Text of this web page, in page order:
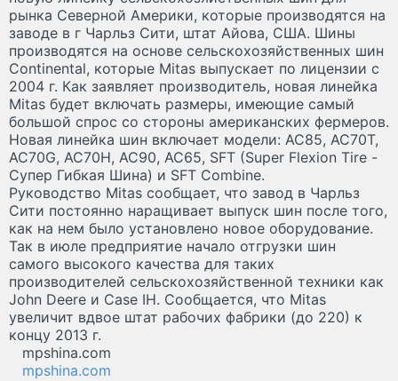
рынка Северной Америки, которые производятся на
заводе в г Чарльз Сити, штат Айова, США. Шины
производятся на основе сельскохозяйственных шин
Continental, которые Mitas выпускает по лицензии с
2004 г. Как заявляет производитель, новая линейка
Mitas будет включать размеры, имеющие самый
большой спрос со стороны американских фермеров.
Новая линейка шин включает модели: AC85, AC70T,
AC70G, AC70H, AC90, AC65, SFT (Super Flexion Tire -
Супер Гибкая Шина) и SFT Combine.
Руководство Mitas сообщает, что завод в Чарльз
Сити постоянно наращивает выпуск шин после того,
как на нем было установлено новое оборудование.
Так в июле предприятие начало отгрузки шин
самого высокого качества для таких
производителей сельскохозяйственной техники как
John Deere и Case IH. Сообщается, что Mitas
увеличит вдвое штат рабочих фабрики (до 220) к
концу 2013 г.
mpshina.com
mpshina.com